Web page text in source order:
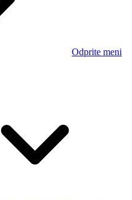
Odprite meni